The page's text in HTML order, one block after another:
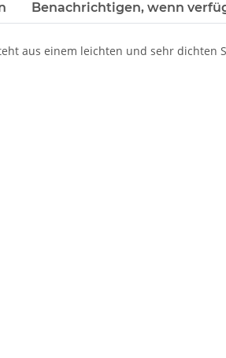
Benachrichtigen, wenn
aus einem leichten und sehr